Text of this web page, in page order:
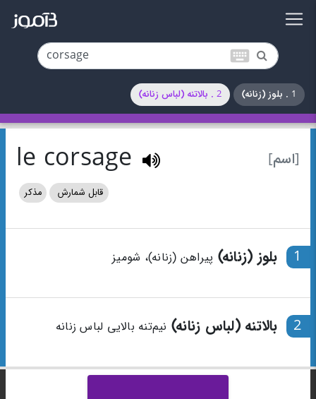
keyboard
1 . بلوز (زنانه) 2 . بالاتنه (لباس زنانه)
[اسم] le corsage
قابل شمارش مذکر
1 بلوز (زنانه) پیراهن (زنانه)، شومیز
2 بالاتنه (لباس زنانه) نیم‌تنه بالایی لباس زنانه